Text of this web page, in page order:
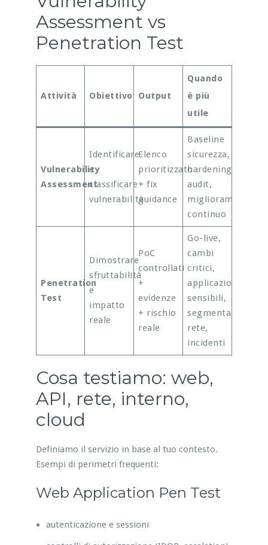
Assessment vs
Penetration Test
Attività Obiettivo Output
Quando
è più
utile
Vulnerability
Assessment
Identificare
e
classificare
vulnerabilità
Elenco
prioritizzato
+ fix
guidance
Baseline
sicurezza,
hardening,
audit,
miglioramento
continuo
Penetration
Test
Dimostrare
sfruttabilità
e
impatto
reale
PoC
controllati
+
evidenze
+ rischio
reale
Go-live,
cambi
critici,
applicazioni
sensibili,
segmentazione
rete,
incidenti
Cosa testiamo: web,
API, rete, interno,
cloud
Definiamo il servizio in base al tuo contesto.
Esempi di perimetri frequenti:
Web Application Pen Test
autenticazione e sessioni